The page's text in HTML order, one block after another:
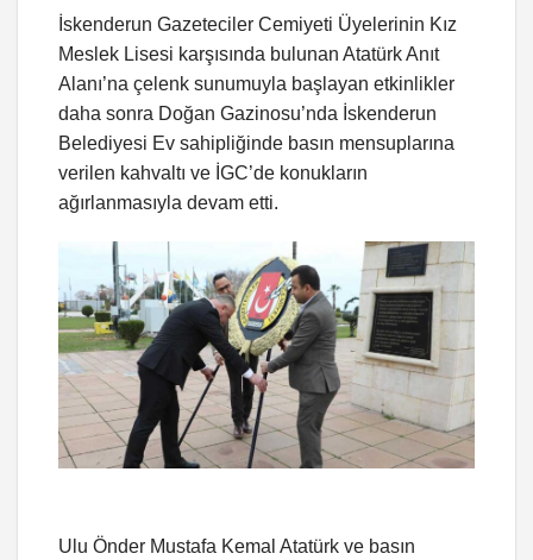
İskenderun Gazeteciler Cemiyeti Üyelerinin Kız
Meslek Lisesi karşısında bulunan Atatürk Anıt
Alanı’na çelenk sunumuyla başlayan etkinlikler
daha sonra Doğan Gazinosu’nda İskenderun
Belediyesi Ev sahipliğinde basın mensuplarına
verilen kahvaltı ve İGC’de konukların
ağırlanmasıyla devam etti.
Ulu Önder Mustafa Kemal Atatürk ve basın